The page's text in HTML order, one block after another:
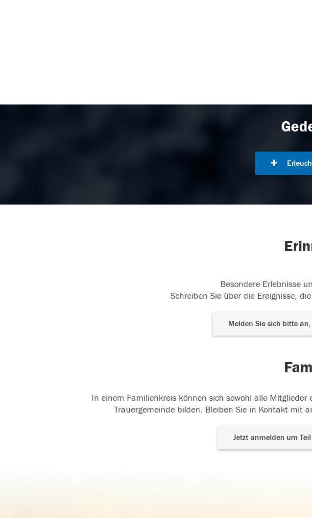
Besondere Erlebnisse
Schreiben Sie über die Ereignisse,
Melden Sie sich bitte
In einem Familienkreis können sich sowohl alle
Trauergemeinde bilden. Bleiben Sie in Kontakt mit
Jetzt anmelden um